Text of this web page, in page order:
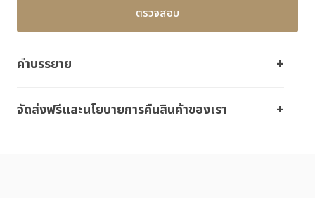
ตรวจสอบ
คำบรรยาย
จัดส่งฟรีและนโยบายการคืนสินค้าของเรา